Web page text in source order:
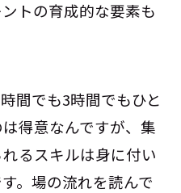
トの育成的な要素も
間でも3時間でもひと
得意なんですが、集
るスキルは身に付い
。場の流れを読んで